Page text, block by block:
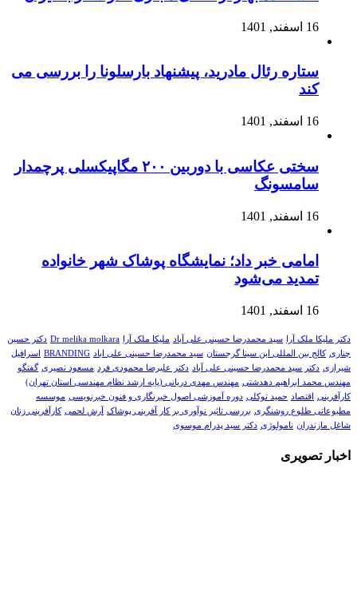
16 اسفند, 1401
ستاره رئال مادرید، پیشنهاد بارسلونا را بررسی می
کند
16 اسفند, 1401
سختی عکاسی با دوربین ۲۰۰ مگاپیکسلی پرچمدار
سامسونگ
16 اسفند, 1401
امامی خبر داد؛ نمایشگاه پوشاک شهر خانواده
تمدید می‌شود
16 اسفند, 1401
دکتر ملیکا ملک آرا سید محمدرضا حسینی علی آباد ملیکا ملک آرا Dr melika molkara دکتر حسین
چناری کالج بین المللی ابن سینا گرجستان سید محمدرضا حسینی علی اباد BRANDING
اسرافیل
شیرازی دکتر سید محمدرضا حسینی علی آباد دکتر علیرضا محمودی فرد مسعود نصیری گفتگو
مهندس محمد ابراهیم دهدشتی مهندس مهدی دریانی (پایه ارشد نظام مهندسی استان تهران)
کارآفرینی
اقتصاد حمید توکلی دوره آموزشی اصول خبرنگاری و فنون خبرنویسی موسسه
مطبوعاتی طلوع روشنگری بررسی تاثیر نوآوری بر کار آفرینی پوشاک آرش لحمی کارآفرینی زنان
شاغل مازندران نامولوژی دکتر سید پدرام موسوی
اخبار تصویری